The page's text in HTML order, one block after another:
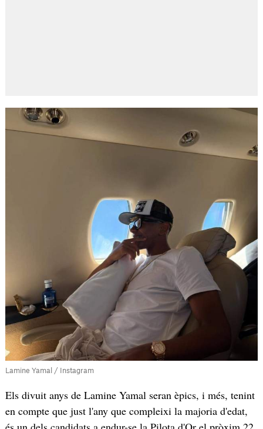
Lamine Yamal / Instagram
Els divuit anys de Lamine Yamal seran èpics, i més, tenint
en compte que just l'any que compleixi la majoria d'edat,